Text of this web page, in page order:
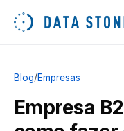
Blog/Empresas
Empresa